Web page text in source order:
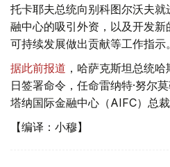
托卡耶夫总统向别科图尔沃夫
融中心的吸引外资，以及开发
可持续发展做出贡献等工作指示。
据此前报道 ，哈萨克斯坦总统
日签署命令，任命雷纳特·努尔
塔纳国际金融中心（AIFC）总裁
【编译：小穆】